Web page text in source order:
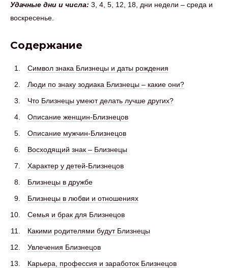
Удачные дни и числа: 3, 4, 5, 12, 18, дни недели – среда и
воскресенье.
Содержание
Символ знака Близнецы и даты рождения
Люди по знаку зодиака Близнецы – какие они?
Что Близнецы умеют делать лучше других?
Описание женщин-Близнецов
Описание мужчин-Близнецов
Восходящий знак – Близнецы
Характер у детей-Близнецов
Близнецы в дружбе
Близнецы в любви и отношениях
Семья и брак для Близнецов
Какими родителями будут Близнецы
Увлечения Близнецов
Карьера, профессия и заработок Близнецов